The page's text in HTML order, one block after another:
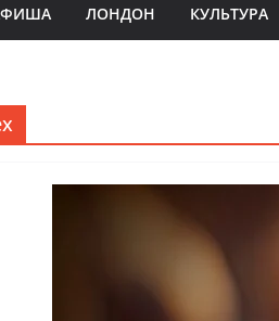
ЛОНДОН КУЛЬТУРА